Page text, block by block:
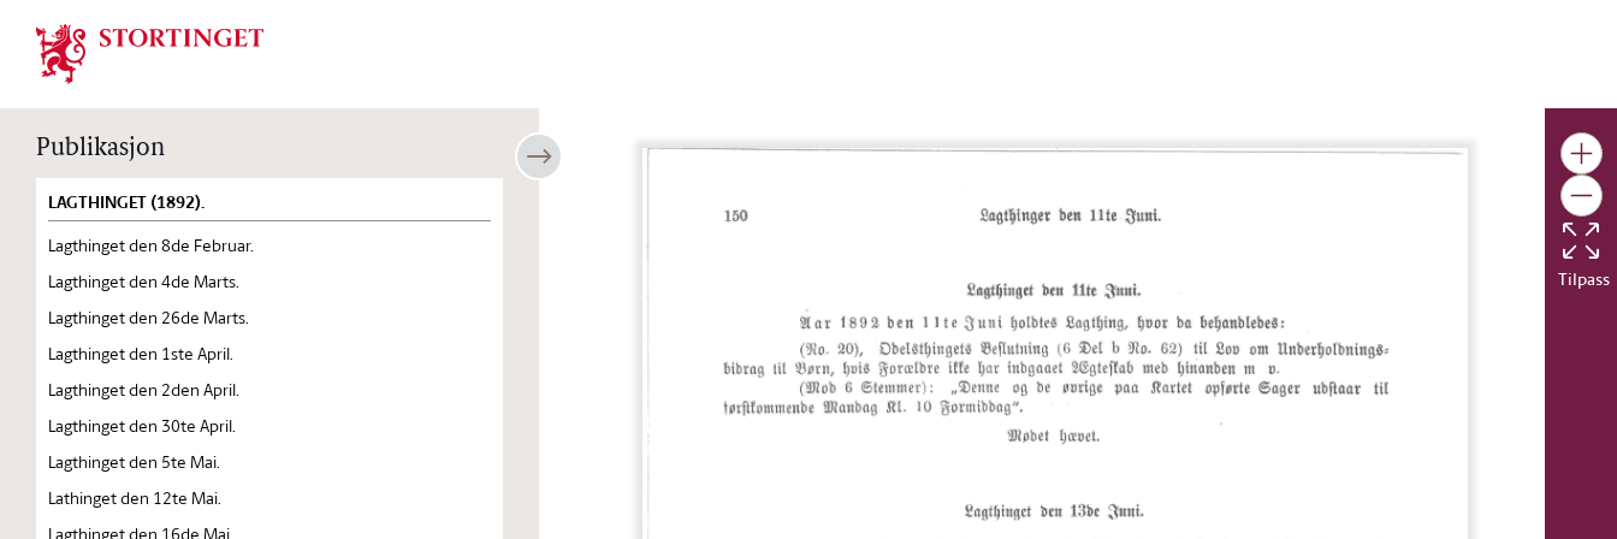
Stortinget.no
Publikasjon
LAGTHINGET (1892).
Lagthinget den 8de Februar.
Lagthinget den 4de Marts.
Lagthinget den 26de Marts.
Lagthinget den 1ste April.
Lagthinget den 2den April.
Lagthinget den 30te April.
Lagthinget den 5te Mai.
Lathinget den 12te Mai.
Lagthinget den 16de Mai.